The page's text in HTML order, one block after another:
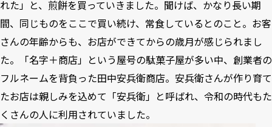
れた」と、煎餅を買っていきました。聞けば、かなり長い期
間、同じものをここで買い続け、常食しているとのこと。お客
さんの年齢からも、お店ができてからの歳月が感じられまし
た。「名字＋商店」という屋号の駄菓子屋が多い中、創業者の
フルネームを背負った田中安兵衛商店。安兵衛さんが作り育て
たお店は親しみを込めて「安兵衛」と呼ばれ、令和の時代もた
くさんの人に利用されていました。